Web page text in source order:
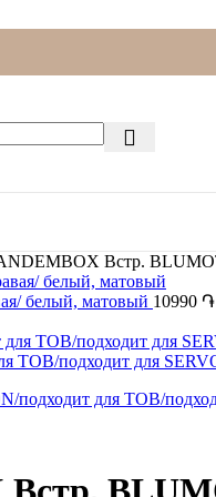
Встр.
белый, матовый 10990 ֏
подходит для